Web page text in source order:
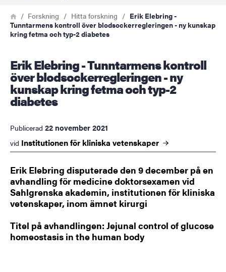
Länkstig
HemForskning Hitta forskning
Erik Elebring -
Tunntarmens kontroll över blodsockerregleringen - ny kunskap
kring fetma och typ-2 diabetes
Erik Elebring - Tunntarmens kontroll
över blodsockerregleringen - ny
kunskap kring fetma och typ-2
diabetes
Publicerad 22 november 2021
vid Institutionen för kliniska vetenskaper
Erik Elebring disputerade den 9 december på en
avhandling för medicine doktorsexamen vid
Sahlgrenska akademin, institutionen för kliniska
vetenskaper, inom ämnet kirurgi
Titel på avhandlingen: Jejunal control of glucose
homeostasis in the human body